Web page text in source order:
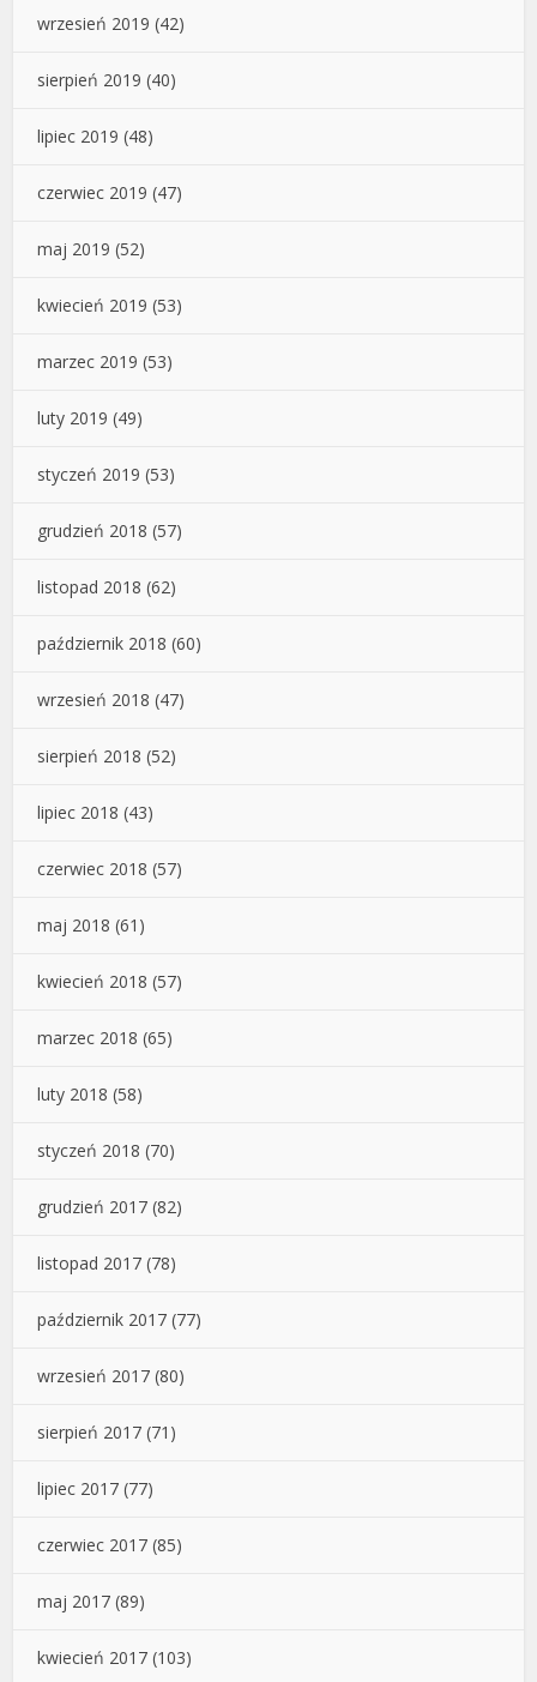
wrzesień 2019 (42)
sierpień 2019 (40)
lipiec 2019 (48)
czerwiec 2019 (47)
maj 2019 (52)
kwiecień 2019 (53)
marzec 2019 (53)
luty 2019 (49)
styczeń 2019 (53)
grudzień 2018 (57)
listopad 2018 (62)
październik 2018 (60)
wrzesień 2018 (47)
sierpień 2018 (52)
lipiec 2018 (43)
czerwiec 2018 (57)
maj 2018 (61)
kwiecień 2018 (57)
marzec 2018 (65)
luty 2018 (58)
styczeń 2018 (70)
grudzień 2017 (82)
listopad 2017 (78)
październik 2017 (77)
wrzesień 2017 (80)
sierpień 2017 (71)
lipiec 2017 (77)
czerwiec 2017 (85)
maj 2017 (89)
kwiecień 2017 (103)